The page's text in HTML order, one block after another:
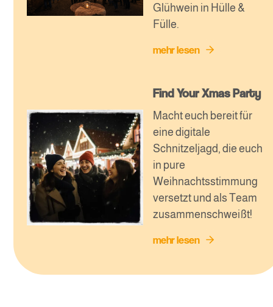
Glühwein in Hülle &
Fülle.
mehr lesen
Find Your Xmas Party
Macht euch bereit für
eine digitale
Schnitzeljagd, die euch
in pure
Weihnachtsstimmung
versetzt und als Team
zusammenschweißt!
mehr lesen